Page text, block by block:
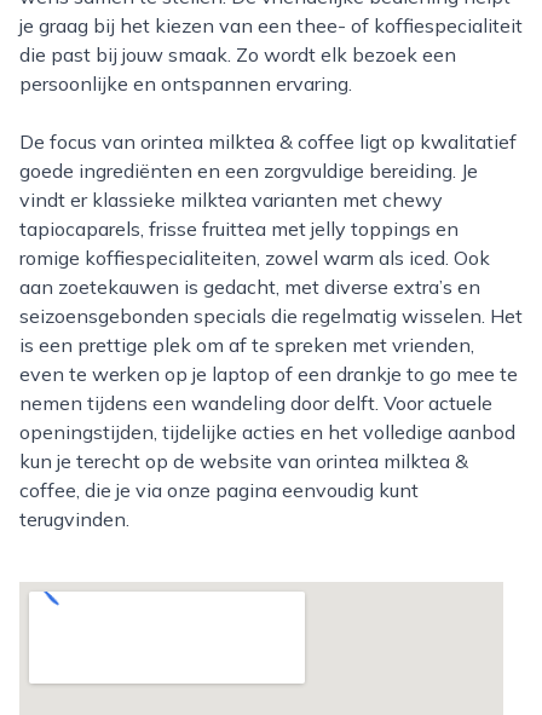
je graag bij het kiezen van een thee- of koffiespecialiteit
die past bij jouw smaak. Zo wordt elk bezoek een
persoonlijke en ontspannen ervaring.
De focus van orintea milktea & coffee ligt op kwalitatief
goede ingrediënten en een zorgvuldige bereiding. Je
vindt er klassieke milktea varianten met chewy
tapiocaparels, frisse fruittea met jelly toppings en
romige koffiespecialiteiten, zowel warm als iced. Ook
aan zoetekauwen is gedacht, met diverse extra’s en
seizoensgebonden specials die regelmatig wisselen. Het
is een prettige plek om af te spreken met vrienden,
even te werken op je laptop of een drankje to go mee te
nemen tijdens een wandeling door delft. Voor actuele
openingstijden, tijdelijke acties en het volledige aanbod
kun je terecht op de website van orintea milktea &
coffee, die je via onze pagina eenvoudig kunt
terugvinden.